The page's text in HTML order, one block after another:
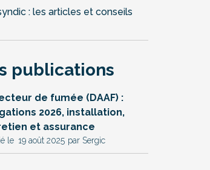
: les articles et conseils
publications
de fumée (DAAF) :
2026, installation,
et assurance
par Sergic
19 août 2025